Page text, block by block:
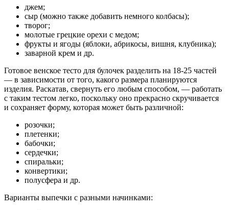
джем;
сыр (можно также добавить немного колбасы);
творог;
молотые грецкие орехи с медом;
фрукты и ягоды (яблоки, абрикосы, вишня, клубника);
заварной крем и др.
Готовое венское тесто для булочек разделить на 18-25 частей
— в зависимости от того, какого размера планируются
изделия. Раскатав, свернуть его любым способом, — работать
с таким тестом легко, поскольку оно прекрасно скручивается
и сохраняет форму, которая может быть различной:
розочки;
плетенки;
бабочки;
сердечки;
спиральки;
конвертики;
полусфера и др.
Варианты выпечки с разными начинками: